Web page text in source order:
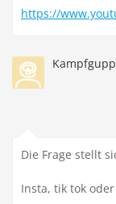
https://
Die Frage stellt
Insta, tik tok